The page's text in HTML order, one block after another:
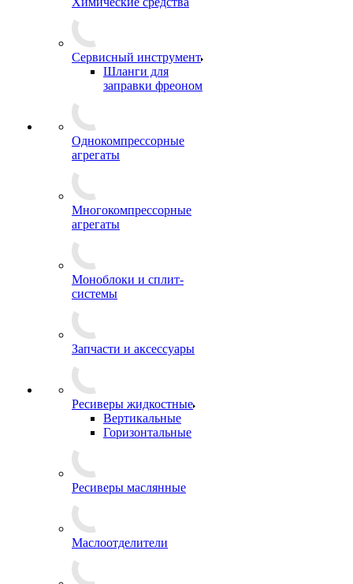
Сервисный инструмент
Шланги для
заправки фреоном
Однокомпрессорные
агрегаты
Многокомпрессорные
агрегаты
Моноблоки и сплит-
системы
Запчасти и аксессуары
Ресиверы жидкостные
Вертикальные
Горизонтальные
Ресиверы маслянные
Маслоотделители